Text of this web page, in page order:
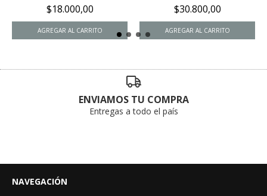
$18.000,00 $30.800,00
ENVIAMOS TU COMPRA
Entregas a todo el país
NAVEGACIÓN